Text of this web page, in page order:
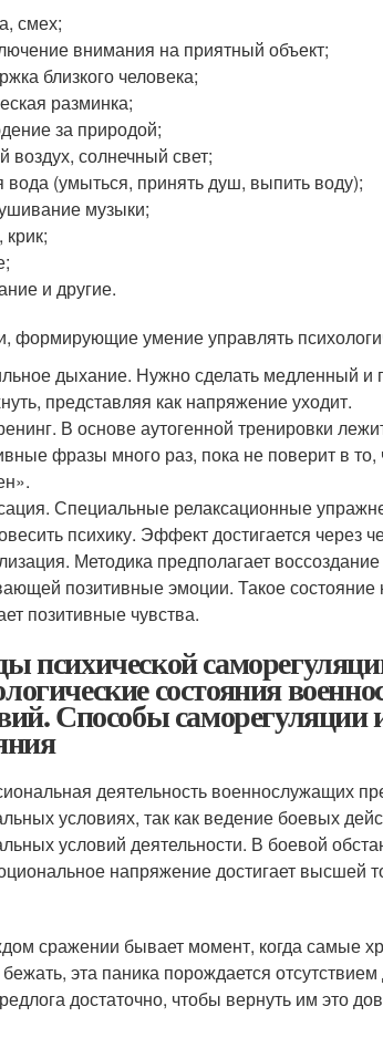
смех;
внимания на приятный объект;
близкого человека;
разминка;
за природой;
воздух, солнечный свет;
вода (умыться, принять душ, выпить воду);
музыки;
крик;
и другие.
формирующие умение управлять
дыхание. Нужно сделать медленный и
представляя как напряжение уходит.
В основе аутогенной тренировки
фразы много раз, пока не поверит в
Специальные релаксационные
психику. Эффект достигается
Методика предполагает
позитивные эмоции. Такое состояние
позитивные чувства.
психической
состояния
Способы
деятельность военнослужащих
условиях, так как ведение боевых
условий деятельности. В боевой
напряжение достигает высшей
сражении бывает момент, когда самые
эта паника порождается
достаточно, чтобы вернуть им это